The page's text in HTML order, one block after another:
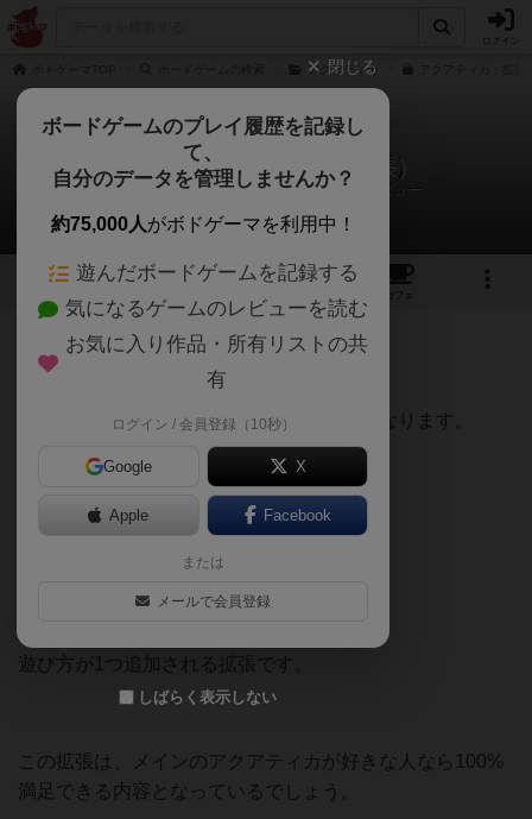
アクアティカ
アクアティカ：氷海（拡張）
ボードゲームカフェプラス@梅田さんのレビュー
1 3
カフェ
326名 1名 0 5年弱前
レーティングが非公開に設定されたユーザー
アクアティカを遊んだ人向けのレビューとなります。
ロケーションが1種類追加
海の王カードが追加
深海シーフォークが追加
遊び方が1つ追加される拡張です。
この拡張は、メインのアクアティカが好きな人なら100%
満足できる内容となっているでしょう。
閉じる
ボードゲームのプレイ履歴を記録し
て、
自分のデータを管理しませんか？
約75,000人がボドゲーマを利用中！
遊んだボードゲームを記録する
気になるゲームのレビューを読む
お気に入り作品・所有リストの共
有
ログイン / 会員登録（10秒）
Google X
Apple Facebook
または
メールで会員登録
しばらく表示しない